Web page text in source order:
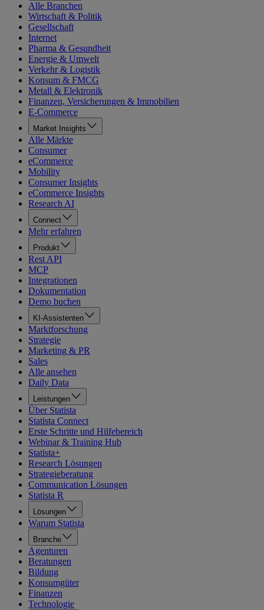
Alle Branchen
Wirtschaft & Politik
Gesellschaft
Internet
Pharma & Gesundheit
Energie & Umwelt
Verkehr & Logistik
Konsum & FMCG
Metall & Elektronik
Finanzen, Versicherungen & Immobilien
E-Commerce
Market Insights
Alle Märkte
Consumer
eCommerce
Mobility
Consumer Insights
eCommerce Insights
Research AI
Connect
Mehr erfahren
Produkt
Rest API
MCP
Integrationen
Dokumentation
Demo buchen
KI-Assistenten
Marktforschung
Strategie
Marketing & PR
Sales
Alle ansehen
Daily Data
Leistungen
Über Statista
Statista Connect
Erste Schritte und Hilfebereich
Webinar & Training Hub
Statista+
Research Lösungen
Strategieberatung
Communication Lösungen
Statista R
Lösungen
Warum Statista
Branche
Agenturen
Beratungen
Bildung
Konsumgüter
Finanzen
Technologie